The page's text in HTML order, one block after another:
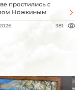
простились с
Ножкиным
381